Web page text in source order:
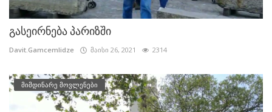
გასეირნება პარიზში
Davit.Gamcemlidze მაისი 26, 2021 2314
მიმდინარე მოვლენები